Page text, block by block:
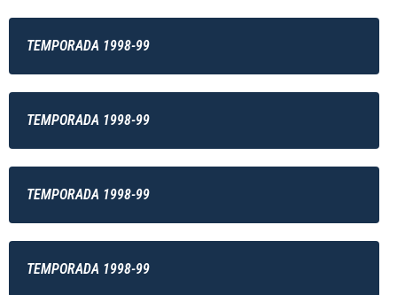
TEMPORADA 1998-99
TEMPORADA 1998-99
TEMPORADA 1998-99
TEMPORADA 1998-99